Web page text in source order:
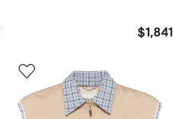
$1,841